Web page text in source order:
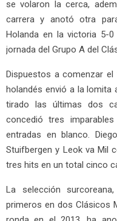
se volaron la cerca,
carrera y anotó otra
Holanda en la victoria 5-
jornada del Grupo A del
Dispuestos a comenzar
holandés envió a la lomita
tirado las últimas dos
concedió tres
entradas en blanco.
Stuifbergen y Leok va Mil
tres hits en un total cinco
La selección
primeros en dos Clásicos